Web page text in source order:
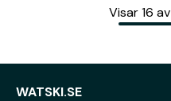
Visar 16 av
WATSKI.SE